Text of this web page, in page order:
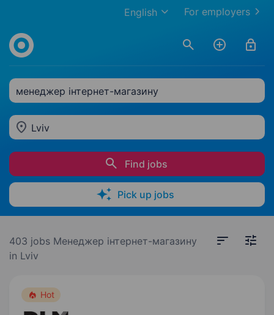
For employers
English
менеджер інтернет-магазину
Lviv
Find jobs
Pick up jobs
403 jobs Менеджер інтернет-магазину
in Lviv
Hot